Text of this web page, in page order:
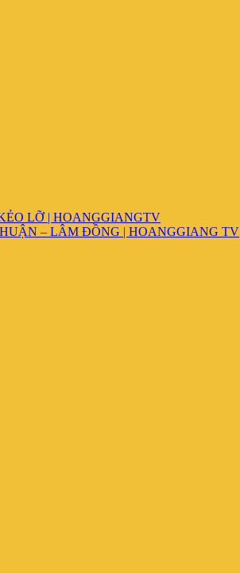
LỠ | HOANGGIANGTV
– LÂM ĐỒNG | HOANGGIANG TV